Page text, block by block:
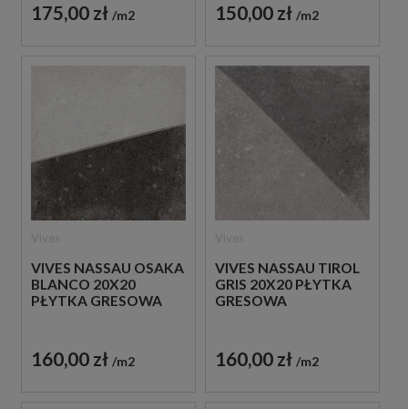
175,00 zł m2 150,00 zł m2
VIVES NASSAU OSAKA
BLANCO 20X20
PŁYTKA GRESOWA
160,00 zł m2
VIVES NASSAU TIROL
GRIS 20X20 PŁYTKA
GRESOWA
160,00 zł m2